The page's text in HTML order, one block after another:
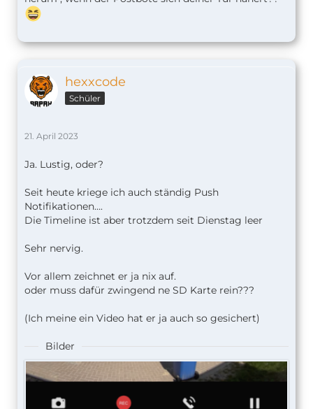
hexxcode
Schüler
21. April 2023
Ja. Lustig, oder?
Seit heute kriege ich auch ständig Push
Notifikationen….
Die Timeline ist aber trotzdem seit Dienstag leer
Sehr nervig.
Vor allem zeichnet er ja nix auf.
oder muss dafür zwingend ne SD Karte rein???
(Ich meine ein Video hat er ja auch so gesichert)
Bilder